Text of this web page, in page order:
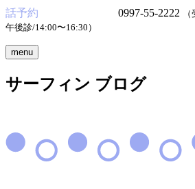
話予約
0997-55-2222
午後診/14:00〜16:30）
menu
サーフィン ブログ